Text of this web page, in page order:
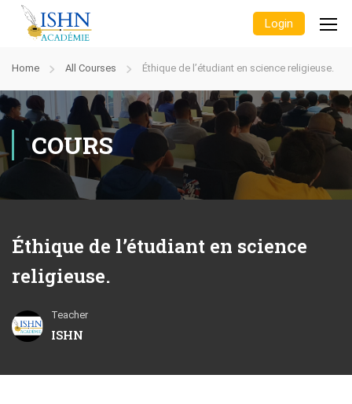
Login
Home All Courses Éthique de l’étudiant en science religieuse.
COURS
Éthique de l’étudiant en science
religieuse.
Teacher
ISHN